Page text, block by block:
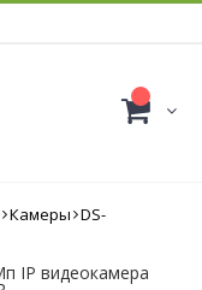
Камеры DS-